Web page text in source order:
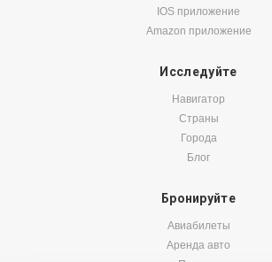
IOS приложение
Amazon приложение
Исследуйте
Навигатор
Страны
Города
Блог
Бронируйте
Авиабилеты
Аренда авто